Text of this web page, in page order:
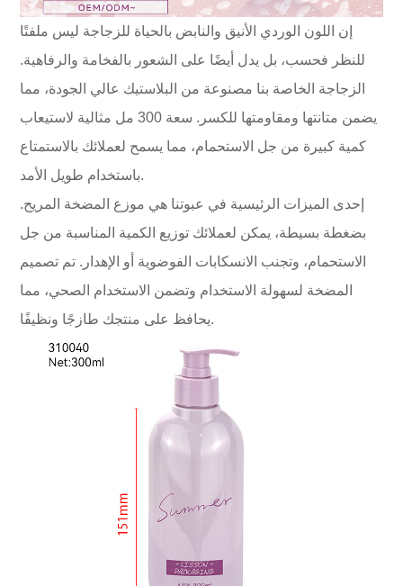
إن اللون الوردي الأنيق والنابض بالحياة للزجاجة ليس ملفتًا
للنظر فحسب، بل يدل أيضًا على الشعور بالفخامة والرفاهية.
الزجاجة الخاصة بنا مصنوعة من البلاستيك عالي الجودة، مما
يضمن متانتها ومقاومتها للكسر. سعة 300 مل مثالية لاستيعاب
كمية كبيرة من جل الاستحمام، مما يسمح لعملائك بالاستمتاع
باستخدام طويل الأمد.
إحدى الميزات الرئيسية في عبوتنا هي موزع المضخة المريح.
بضغطة بسيطة، يمكن لعملائك توزيع الكمية المناسبة من جل
الاستحمام، وتجنب الانسكابات الفوضوية أو الإهدار. تم تصميم
المضخة لسهولة الاستخدام وتضمن الاستخدام الصحي، مما
يحافظ على منتجك طازجًا ونظيفًا.